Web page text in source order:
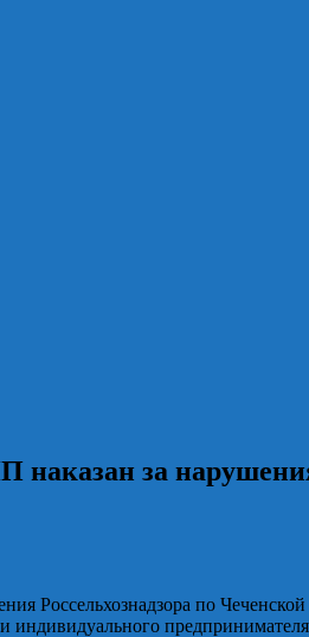
наказан за
Россельхознадзора по
индивидуального